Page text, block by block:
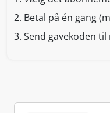
2. Betal på én gang
3. Send gavekoden